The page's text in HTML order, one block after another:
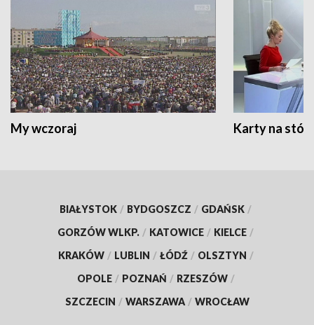
My wczoraj Karty na
BIAŁYSTOK / BYDGOSZCZ / GDAŃSK /
GORZÓW WLKP. / KATOWICE / KIELCE /
KRAKÓW / LUBLIN / ŁÓDŹ / OLSZTYN /
OPOLE / POZNAŃ / RZESZÓW /
SZCZECIN / WARSZAWA / WROCŁAW